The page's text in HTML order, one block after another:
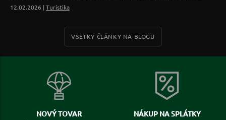
12.02.2026 |Turistika
VSETKY ČLÁNKY NA BLOGU
NOVÝ TOVAR NÁKUP NA SPLÁTKY